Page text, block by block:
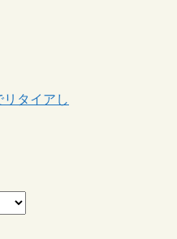
リタイアし